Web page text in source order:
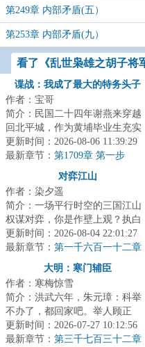
第249章 内部矛盾(五）
第253章 内部矛盾(九）
看了《乱世枭雄之胡子将
谍战：我成了最大的特务头子
作者：宝哥
简介：民国二十四年谢燕来穿越
回北平城，作为黄埔毕业生充实
北平分站，半个月粉碎特高课石
川少佐收买北平...
更新时间：2026-08-06 11:39:29
最新章节： 第1709章 第一步
对弈江山
作者：染夕遥
简介：一场平行时空的三国江山
权谋对弈，你是作壁上观？执白
子？抑或执黑子？...
更新时间：2026-08-04 22:01:27
最新章节： 第一千六百一十二章
尚书的“赎罪”
大明：寒门辅臣
作者：寒梅惊雪
简介：洪武六年，朱元璋：科举
不办了，都回家吧。举人顾正
臣：这路都走了，钱都借了，房
租都付了，你说不...
更新时间：2026-07-27 10:12:56
最新章节： 第三千七百三十二章